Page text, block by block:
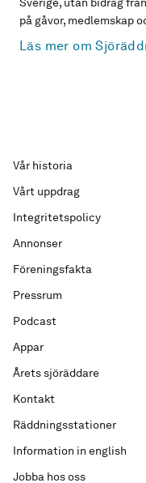
på gåvor, medlemskap
Läs mer om
Vår historia
Vårt uppdrag
Integritetspolicy
Annonser
Föreningsfakta
Pressrum
Podcast
Appar
Årets sjöräddare
Kontakt
Räddningsstationer
Information in english
Jobba hos oss